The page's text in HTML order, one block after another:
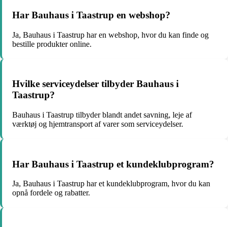
Har Bauhaus i Taastrup en webshop?
Ja, Bauhaus i Taastrup har en webshop, hvor du kan finde og
bestille produkter online.
Hvilke serviceydelser tilbyder Bauhaus i
Taastrup?
Bauhaus i Taastrup tilbyder blandt andet savning, leje af
værktøj og hjemtransport af varer som serviceydelser.
Har Bauhaus i Taastrup et kundeklubprogram?
Ja, Bauhaus i Taastrup har et kundeklubprogram, hvor du kan
opnå fordele og rabatter.